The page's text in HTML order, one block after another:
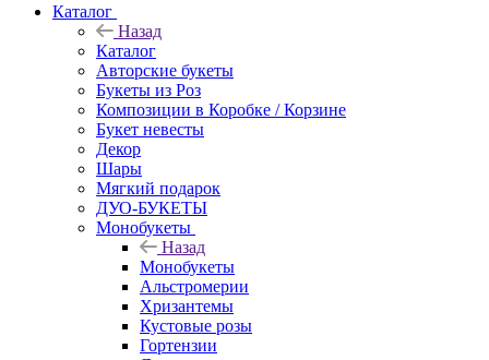
Каталог
Назад
Каталог
Авторские букеты
Букеты из Роз
Композиции в Коробке / Корзине
Букет невесты
Декор
Шары
Мягкий подарок
ДУО-БУКЕТЫ
Монобукеты
Назад
Монобукеты
Альстромерии
Хризантемы
Кустовые розы
Гортензии